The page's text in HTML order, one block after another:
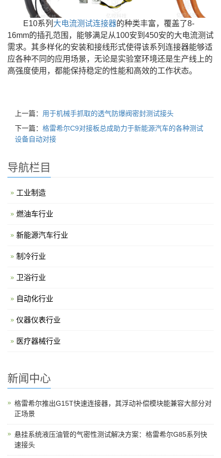
E10系列 大电流测试连接器的种类丰富，覆盖了8-
16mm的插孔范围，能够满足从100安到450安的大电流测试
需求。其多样化的安装和接线形式使得该系列连接器能够适
应各种不同的应用场景，无论是实验室环境还是生产线上的
高强度使用，都能保持稳定的性能和高效的工作状态。
上一篇： 用于机械手抓取的透气防爆阀密封测试接头
下一篇： 格雷希尔C9对接板总成助力于新能源汽车的各种测试
设备自动对接
导航栏目
工业制造
燃油车行业
新能源汽车行业
制冷行业
卫浴行业
自动化行业
仪器仪表行业
医疗器械行业
新闻中心
格雷希尔推出G15T快速连接器，其浮动补偿模块能兼容大部分对
正场景
悬挂系统液压油管的气密性测试解决方案：格雷希尔G85系列快
速接头